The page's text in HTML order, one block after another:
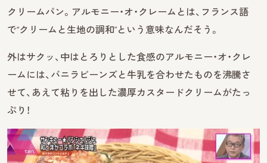
クリームパン。アルモニー・オ・クレームとは、フランス語
で“クリームと生地の調和”という意味なんだそう。
外はサクッ、中はとろりとした食感のアルモニー・オ・クレ
ームには、バニラビーンズと牛乳を合わせたものを沸騰さ
せて、あえて粘りを出した濃厚カスタードクリームがたっ
ぷり！